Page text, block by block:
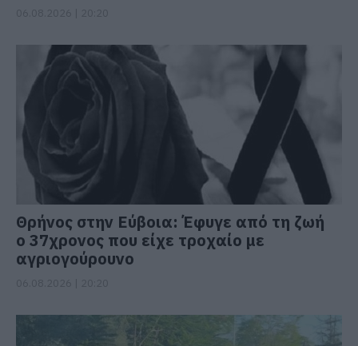
Θρήνος στην Εύβοια: Έφυγε από τη ζωή
ο 37χρονος που είχε τροχαίο με
αγριογούρουνο